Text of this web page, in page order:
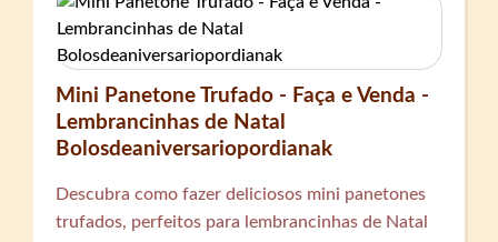
Mini Panetone Trufado - Faça e Venda -
Lembrancinhas de Natal
Bolosdeaniversariopordianak
Descubra como fazer deliciosos mini panetones
trufados, perfeitos para lembrancinhas de Natal